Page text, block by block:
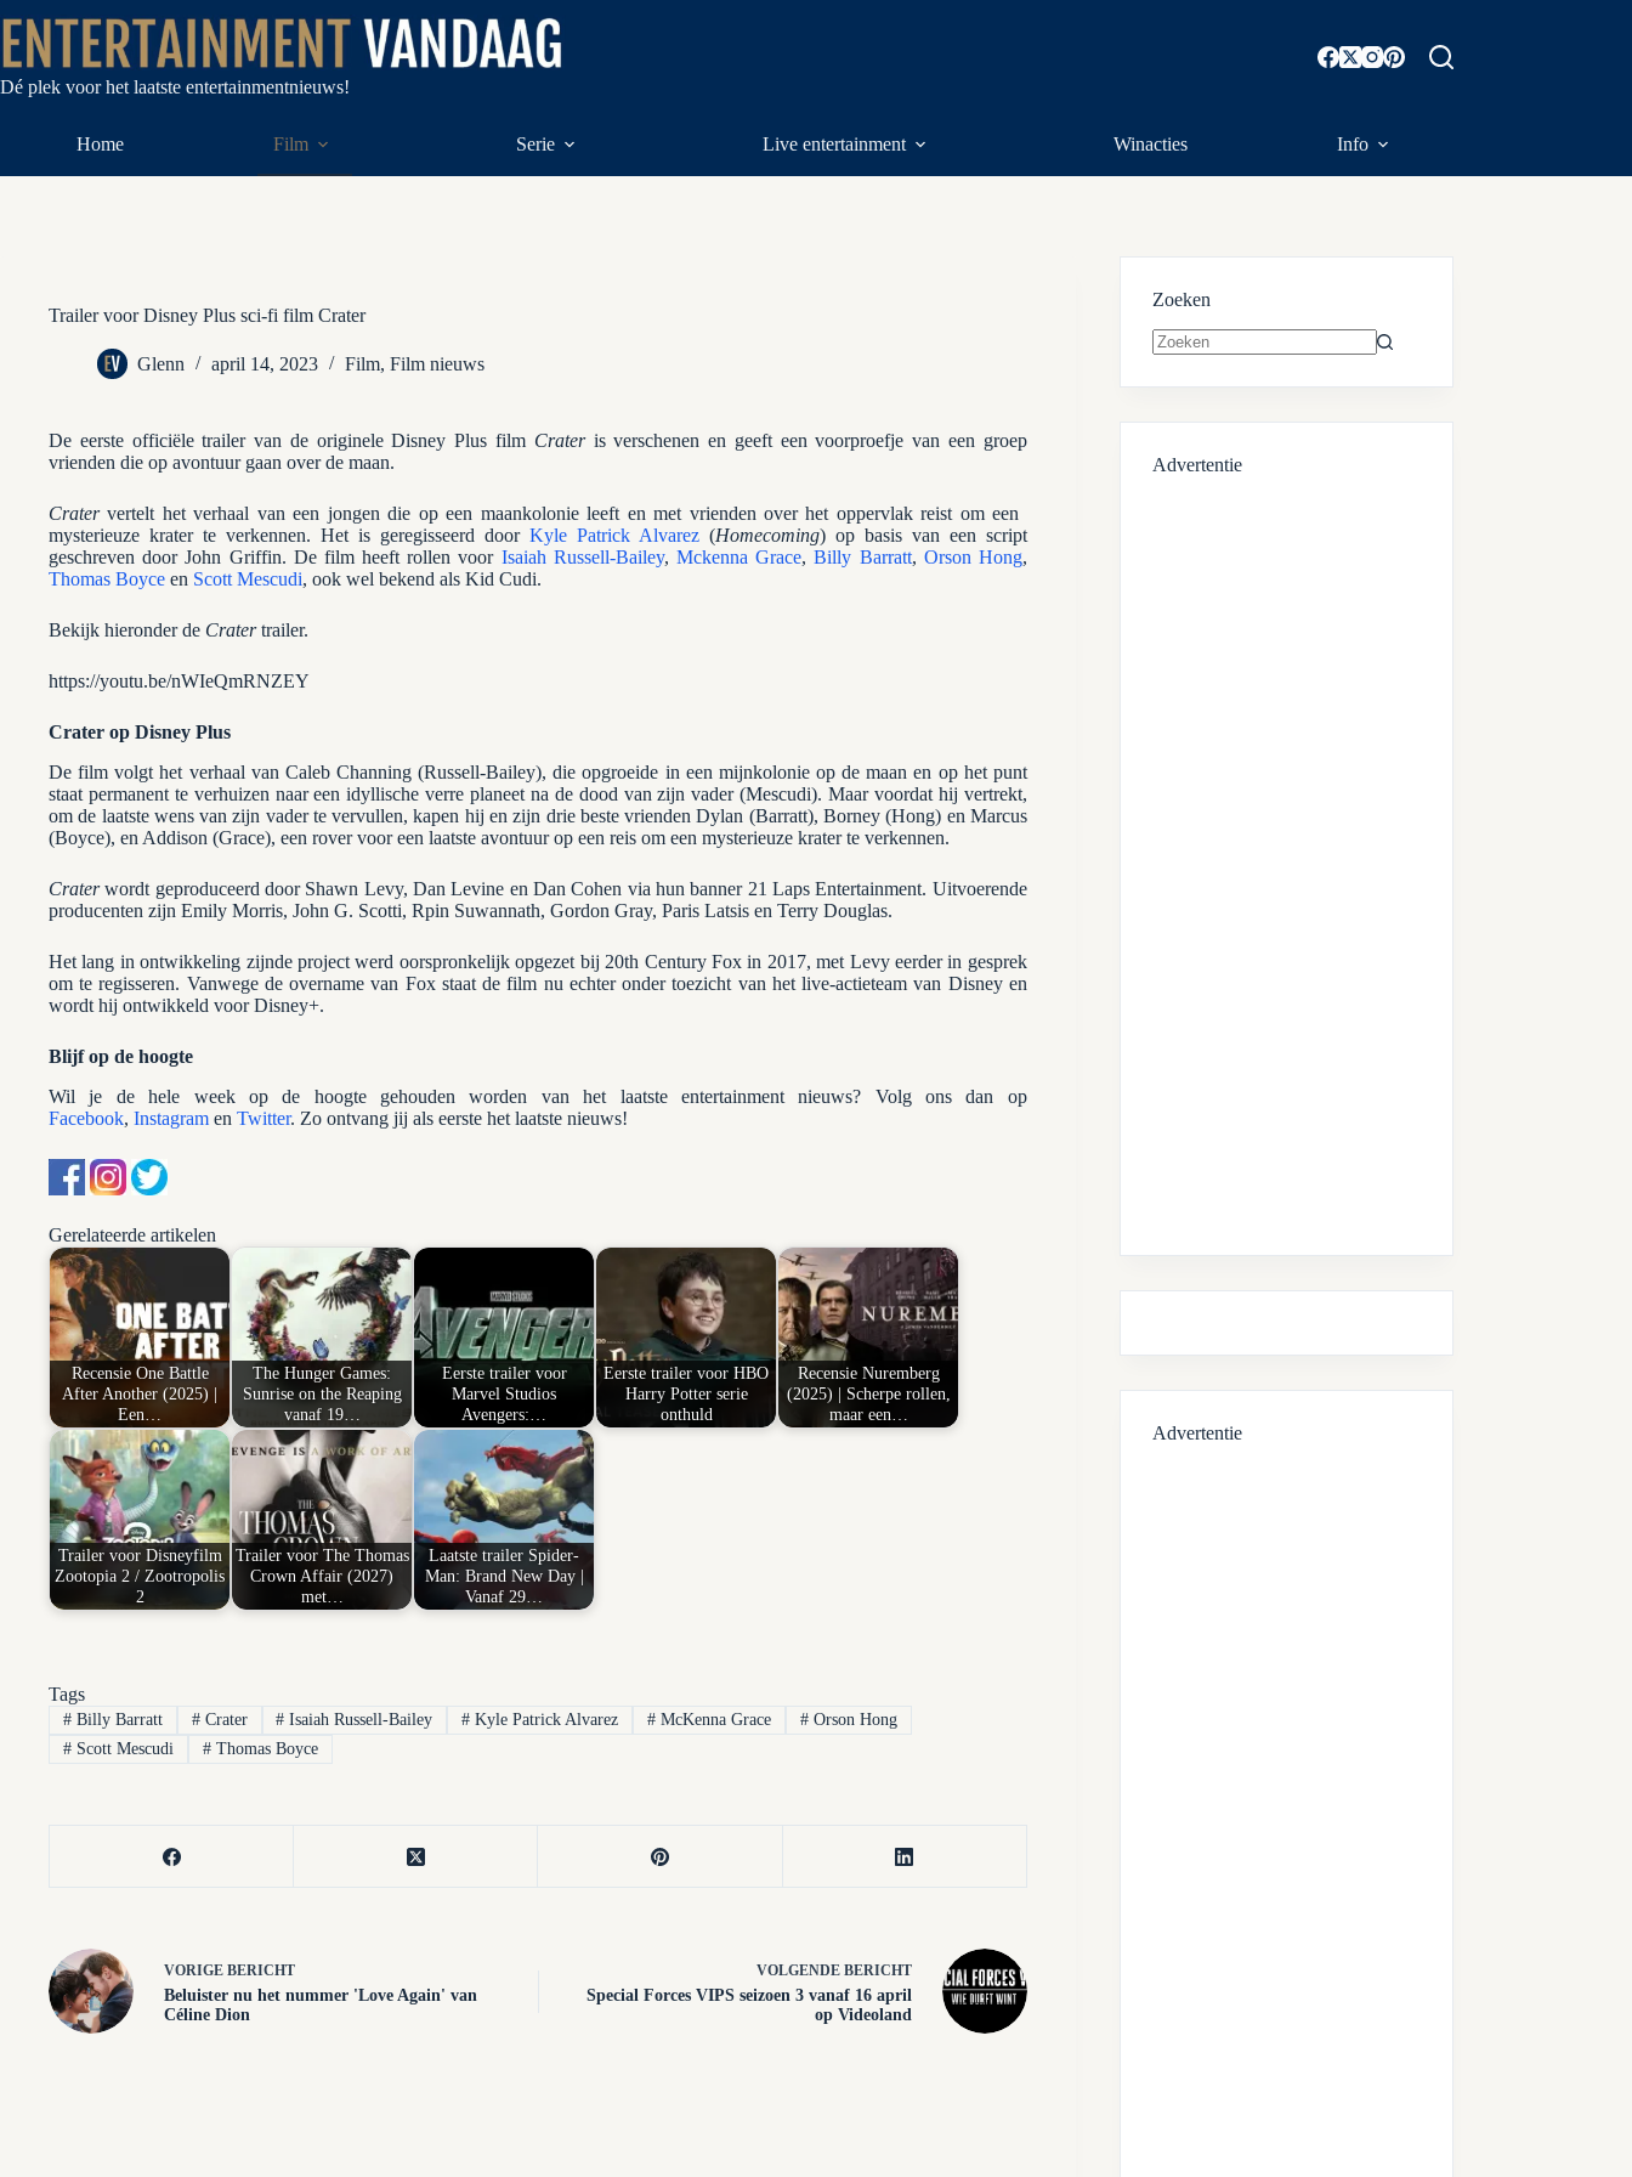
naar
de
inhoud
Dé plek voor het laatste entertainmentnieuws!
Home Film Serie Live entertainment Winacties Info
Trailer voor Disney Plus sci-fi film Crater
Glenn april 14, 2023 Film, Film nieuws
De eerste officiële trailer van de originele Disney Plus film Crateris verschenen en geeft een voorproefje van een groep
vrienden die op avontuur gaan over de maan.
Cratervertelt het verhaal van een jongen die op een maankolonie leeft en met vrienden over het oppervlak reist om een ​​
mysterieuze krater te verkennen. Het is geregisseerd door Kyle Patrick Alvarez(Homecoming) op basis van een script
geschreven door John Griffin. De film heeft rollen voor Isaiah Russell-Bailey, Mckenna Grace,Billy Barratt, Orson Hong,
Thomas Boyce en Scott Mescudi, ook wel bekend als Kid Cudi.
Bekijk hieronder de Cratertrailer.
https://youtu.be/nWIeQmRNZEY
Crater op Disney Plus
De film volgt het verhaal van Caleb Channing (Russell-Bailey), die opgroeide in een mijnkolonie op de maan en op het punt
staat permanent te verhuizen naar een idyllische verre planeet na de dood van zijn vader (Mescudi). Maar voordat hij vertrekt,
om de laatste wens van zijn vader te vervullen, kapen hij en zijn drie beste vrienden Dylan (Barratt), Borney (Hong) en Marcus
(Boyce), en Addison (Grace), een rover voor een laatste avontuur op een reis om een ​​mysterieuze krater te verkennen.
Craterwordt geproduceerd door Shawn Levy, Dan Levine en Dan Cohen via hun banner 21 Laps Entertainment. Uitvoerende
producenten zijn Emily Morris, John G. Scotti, Rpin Suwannath, Gordon Gray, Paris Latsis en Terry Douglas.
Het lang in ontwikkeling zijnde project werd oorspronkelijk opgezet bij 20th Century Fox in 2017, met Levy eerder in gesprek
om te regisseren. Vanwege de overname van Fox staat de film nu echter onder toezicht van het live-actieteam van Disney en
wordt hij ontwikkeld voor Disney+.
Blijf op de hoogte
Wil je de hele week op de hoogte gehouden worden van het laatste entertainment nieuws? Volg ons dan op
Facebook, Instagram en Twitter. Zo ontvang jij als eerste het laatste nieuws!
Gerelateerde artikelen
Recensie One Battle
After Another (2025) |
Een…
The Hunger Games:
Sunrise on the Reaping
vanaf 19…
Eerste trailer voor
Marvel Studios
Avengers:…
Eerste trailer voor HBO
Harry Potter serie
onthuld
Recensie Nuremberg
(2025) | Scherpe rollen,
maar een…
Trailer voor Disneyfilm
Zootopia 2 / Zootropolis
2
Trailer voor The Thomas
Crown Affair (2027)
met…
Laatste trailer Spider-
Man: Brand New Day |
Vanaf 29…
Tags
#Billy Barratt #Crater # Isaiah Russell-Bailey # Kyle Patrick Alvarez # McKenna Grace #Orson Hong
#Scott Mescudi #Thomas Boyce
VORIGE BERICHT
Beluister nu het nummer 'Love Again' van
Céline Dion
VOLGENDE BERICHT
Special Forces VIPS seizoen 3 vanaf 16 april
op Videoland
Zoeken
resultaten
Advertentie
Advertentie